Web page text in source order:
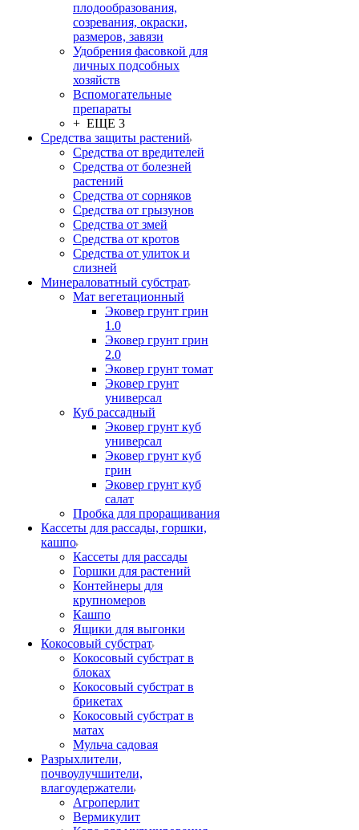
плодообразования,
созревания, окраски,
размеров, завязи
Удобрения фасовкой для
личных подсобных
хозяйств
Вспомогательные
препараты
+ ЕЩЕ 3
Средства защиты растений
Средства от вредителей
Средства от болезней
растений
Средства от сорняков
Средства от грызунов
Средства от змей
Средства от кротов
Средства от улиток и
слизней
Минераловатный субстрат
Мат вегетационный
Эковер грунт грин
1.0
Эковер грунт грин
2.0
Эковер грунт томат
Эковер грунт
универсал
Куб рассадный
Эковер грунт куб
универсал
Эковер грунт куб
грин
Эковер грунт куб
салат
Пробка для проращивания
Кассеты для рассады, горшки,
кашпо
Кассеты для рассады
Горшки для растений
Контейнеры для
крупномеров
Кашпо
Ящики для выгонки
Кокосовый субстрат
Кокосовый субстрат в
блоках
Кокосовый субстрат в
брикетах
Кокосовый субстрат в
матах
Мульча садовая
Разрыхлители,
почвоулучшители,
влагоудержатели
Агроперлит
Вермикулит